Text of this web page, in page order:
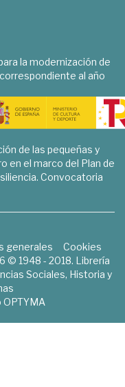
la modernización de
al año
de las pequeñas y
en el marco del Plan de
Convocatoria
generales
Cookies
© 1948 - 2018. Librería
Sociales, Historia y
OPTYMA